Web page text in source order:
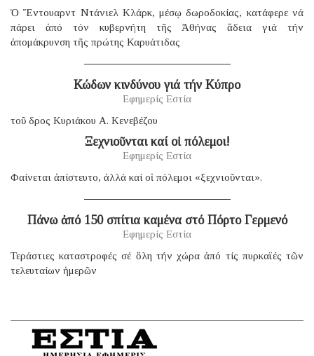
Ὁ Ἔντουαρντ Ντάνιελ Κλάρκ, μέσῳ δωροδοκίας, κατάφερε νά
πάρει ἀπό τόν κυβερνήτη τῆς Ἀθήνας ἄδεια γιά τήν
ἀπομάκρυνση τῆς πρώτης Καρυάτιδας
Κώδων κινδύνου γιά τήν Κύπρο
Εφημερίς Εστία
τοῦ δρος Κυριάκου Α. Κενεβέζου
Ξεχνιοῦνται καί οἱ πόλεμοι!
Εφημερίς Εστία
Φαίνεται ἀπίστευτο, ἀλλά καί οἱ πόλεμοι «ξεχνιοῦνται».
Πάνω ἀπό 150 σπίτια καμένα στό Πόρτο Γερμενό
Εφημερίς Εστία
Τεράστιες καταστροφές σέ ὅλη τήν χώρα ἀπό τίς πυρκαϊές τῶν
τελευταίων ἡμερῶν